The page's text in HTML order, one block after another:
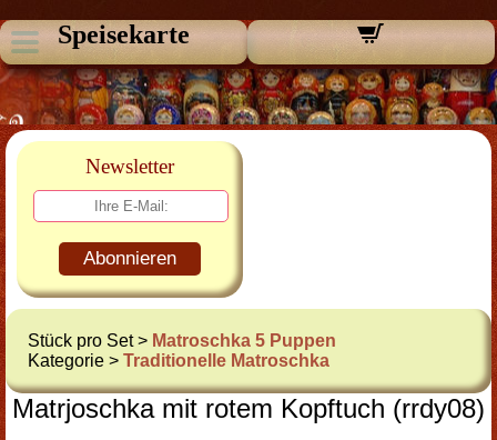
Speisekarte
Newsletter
Abonnieren
Stück pro Set > Matroschka 5 Puppen
Kategorie > Traditionelle Matroschka
Matrjoschka mit rotem Kopftuch (rrdy08)